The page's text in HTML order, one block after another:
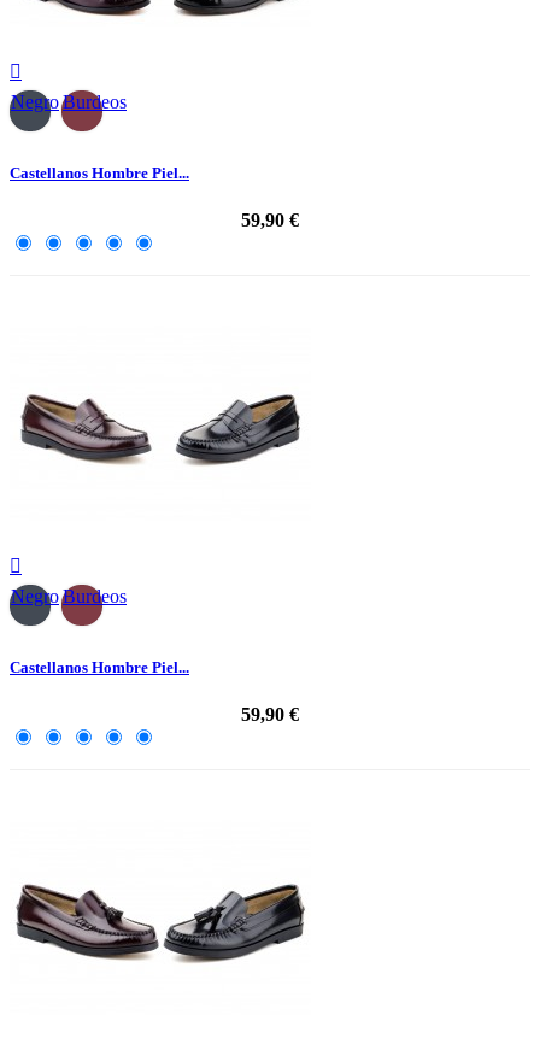

NegroBurdeos
Castellanos Hombre Piel...
59,90 €

NegroBurdeos
Castellanos Hombre Piel...
59,90 €